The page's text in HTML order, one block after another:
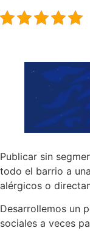
Publicar sin
todo el barrio a
alérgicos o
Desarrollemos un
sociales a veces